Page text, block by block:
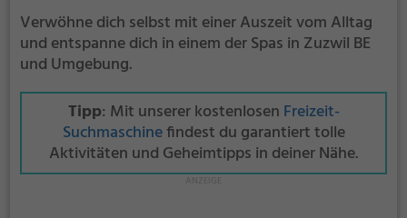
Verwöhne dich selbst mit einer Auszeit vom Alltag
und entspanne dich in einem der Spas in Zuzwil BE
und Umgebung.
Tipp: Mit unserer kostenlosen Freizeit-
Suchmaschinefindest du garantiert tolle
Aktivitäten und Geheimtipps in deiner Nähe.